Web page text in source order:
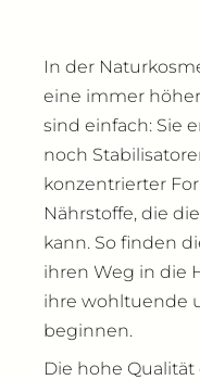
In der
eine immer
sind einfach: Sie
noch
konzentrierter
Nährstoffe, die
kann. So finden
ihren Weg in die
ihre wohltuende
beginnen.
Die hohe